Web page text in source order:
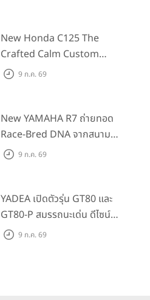
555 คันแรกรับฟรี Adapter
Type2 ฟรี
New Honda C125 The
Crafted Calm Custom
Edition ถ่ายทอดความคลาสสิ
House Flagship Store ทั่ว
ประเทศ
9 ก.ค. 69
New YAMAHA R7 ถ่ายทอด
Race-Bred DNA จากสนาม
แข่งสู่ซูเปอร์สปอร์ตคลาสกลาง
9 ก.ค. 69
YADEA เปิดตัวรุ่น GT80 และ
GT80-P สมรรถนะเด่น ดีไซน์หรู
ปลอดภัย ราคาเข้าถึงง่าย จด
9 ก.ค. 69